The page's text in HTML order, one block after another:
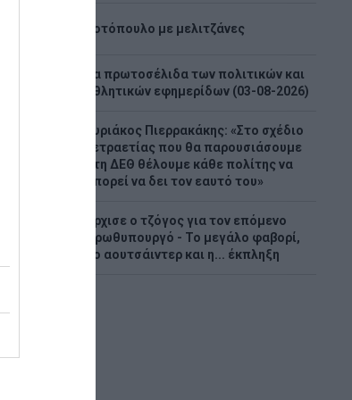
Κοτόπουλο με μελιτζάνες
Τα πρωτοσέλιδα των πολιτικών και
αθλητικών εφημερίδων (03-08-2026)
Κυριάκος Πιερρακάκης: «Στο σχέδιο
τετραετίας που θα παρουσιάσουμε
στη ΔΕΘ θέλουμε κάθε πολίτης να
μπορεί να δει τον εαυτό του»
Άρχισε ο τζόγος για τον επόμενο
πρωθυπουργό - Το μεγάλο φαβορί,
το αουτσάιντερ και η... έκπληξη